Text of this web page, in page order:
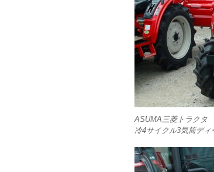
ASUMA三菱トラク
冷4サイクル3気筒デ